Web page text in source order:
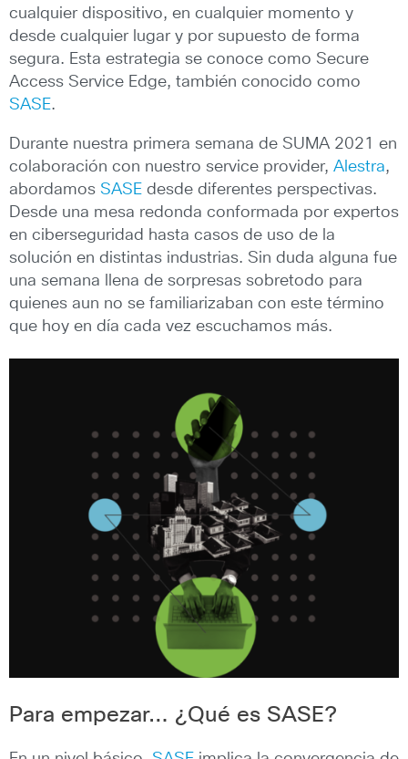
cualquier dispositivo, en cualquier momento y
desde cualquier lugar y por supuesto de forma
segura. Esta estrategia se conoce como Secure
Access Service Edge, también conocido como
SASE.
Durante nuestra primera semana de SUMA 2021 en
colaboración con nuestro service provider, Alestra,
abordamos SASE desde diferentes perspectivas.
Desde una mesa redonda conformada por expertos
en ciberseguridad hasta casos de uso de la
solución en distintas industrias. Sin duda alguna fue
una semana llena de sorpresas sobretodo para
quienes aun no se familiarizaban con este término
que hoy en día cada vez escuchamos más.
Para empezar… ¿Qué es SASE?